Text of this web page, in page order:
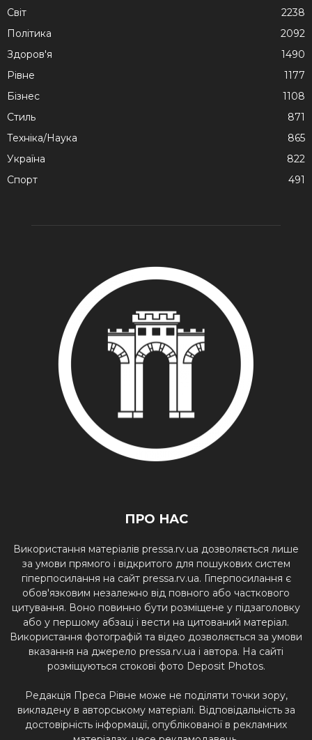
Cвіт
2238
Політика
2092
Здоров'я
1490
Рівне
1177
Бізнес
1108
Стиль
871
Техніка/Наука
865
Україна
822
Спорт
491
ПРО НАС
Використання матеріалів pressa.rv.ua дозволяється лише
за умови прямого і відкритого для пошукових систем
гіперпосилання на сайт pressa.rv.ua. Гіперпосилання є
обов'язковим незалежно від повного або часткового
цитування. Воно повинно бути розміщене у підзаголовку
або у першому абзаці і вести на цитований матеріал.
Використання фотографій та відео дозволяється за умови
вказання на джерело pressa.rv.ua і автора. На сайті
розміщуються стокові фото Deposit Photos.
Редакція Преса Рівне може не поділяти точки зору,
викладену в авторському матеріалі. Відповідальність за
достовірність інформації, опублікованої в рекламних